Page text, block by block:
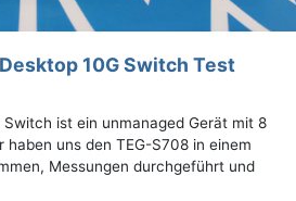
10G Switch Test
Switch ist ein unmanaged Gerät mit 8
haben uns den TEG-S708 in einem
Messungen durchgeführt und